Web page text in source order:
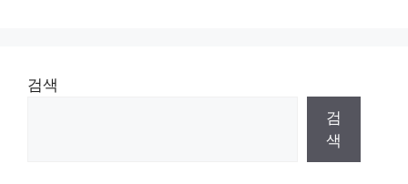
검색
검
색